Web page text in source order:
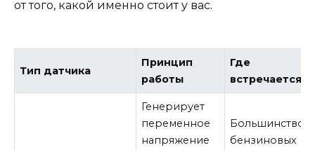
от того, какой именно стоит у вас.
Тип датчика
Принцип
работы
Где
встречается
Генерирует
переменное
напряжение
Большинство
бензиновых